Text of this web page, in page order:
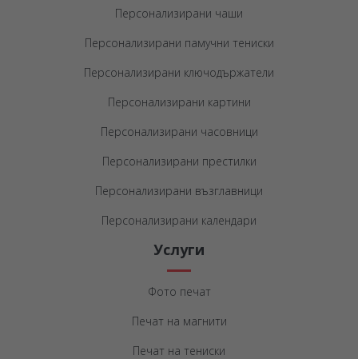
Персонализирани чаши
Персонализирани памучни тениски
Персонализирани ключодържатели
Персонализирани картини
Персонализирани часовници
Персонализирани престилки
Персонализирани възглавници
Персонализирани календари
Услуги
Фото печат
Печат на магнити
Печат на тениски